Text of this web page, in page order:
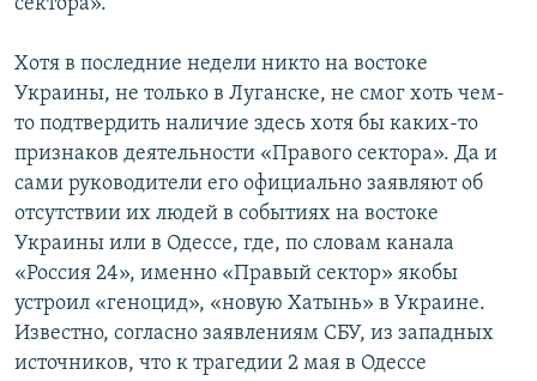
Хотя в последние недели никто на востоке
Украины, не только в Луганске, не смог хоть чем-
то подтвердить наличие здесь хотя бы каких-то
признаков деятельности «Правого сектора». Да и
сами руководители его официально заявляют об
отсутствии их людей в событиях на востоке
Украины или в Одессе, где, по словам канала
«Россия 24», именно «Правый сектор» якобы
устроил «геноцид», «новую Хатынь» в Украине.
Известно, согласно заявлениям СБУ, из западных
источников, что к трагедии 2 мая в Одессе